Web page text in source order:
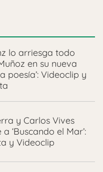
lo arriesga todo
en su nueva
poesía’: Videoclip y
y Carlos Vives
‘Buscando el Mar’:
y Videoclip